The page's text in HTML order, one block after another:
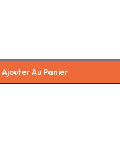
Ajouter Au Panier